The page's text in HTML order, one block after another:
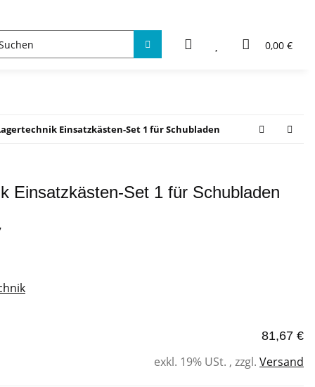
0,00 €
Einsatzkästen-Set 1 für Schubladen
Einsatzkästen-Set 1 für Schubladen
81,67 €
exkl. 19% USt. , zzgl. Versand